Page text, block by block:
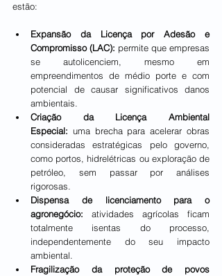
estão:
Expansão da Licença por Adesão e
Compromisso (LAC): permite que empresas
se autolicenciem, mesmo em
empreendimentos de médio porte e com
potencial de causar significativos danos
ambientais.
Criação da Licença Ambiental
Especial: uma brecha para acelerar obras
consideradas estratégicas pelo governo,
como portos, hidrelétricas ou exploração de
petróleo, sem passar por análises
rigorosas.
Dispensa de licenciamento para o
agronegócio: atividades agrícolas ficam
totalmente isentas do processo,
independentemente do seu impacto
ambiental.
Fragilização da proteção de povos